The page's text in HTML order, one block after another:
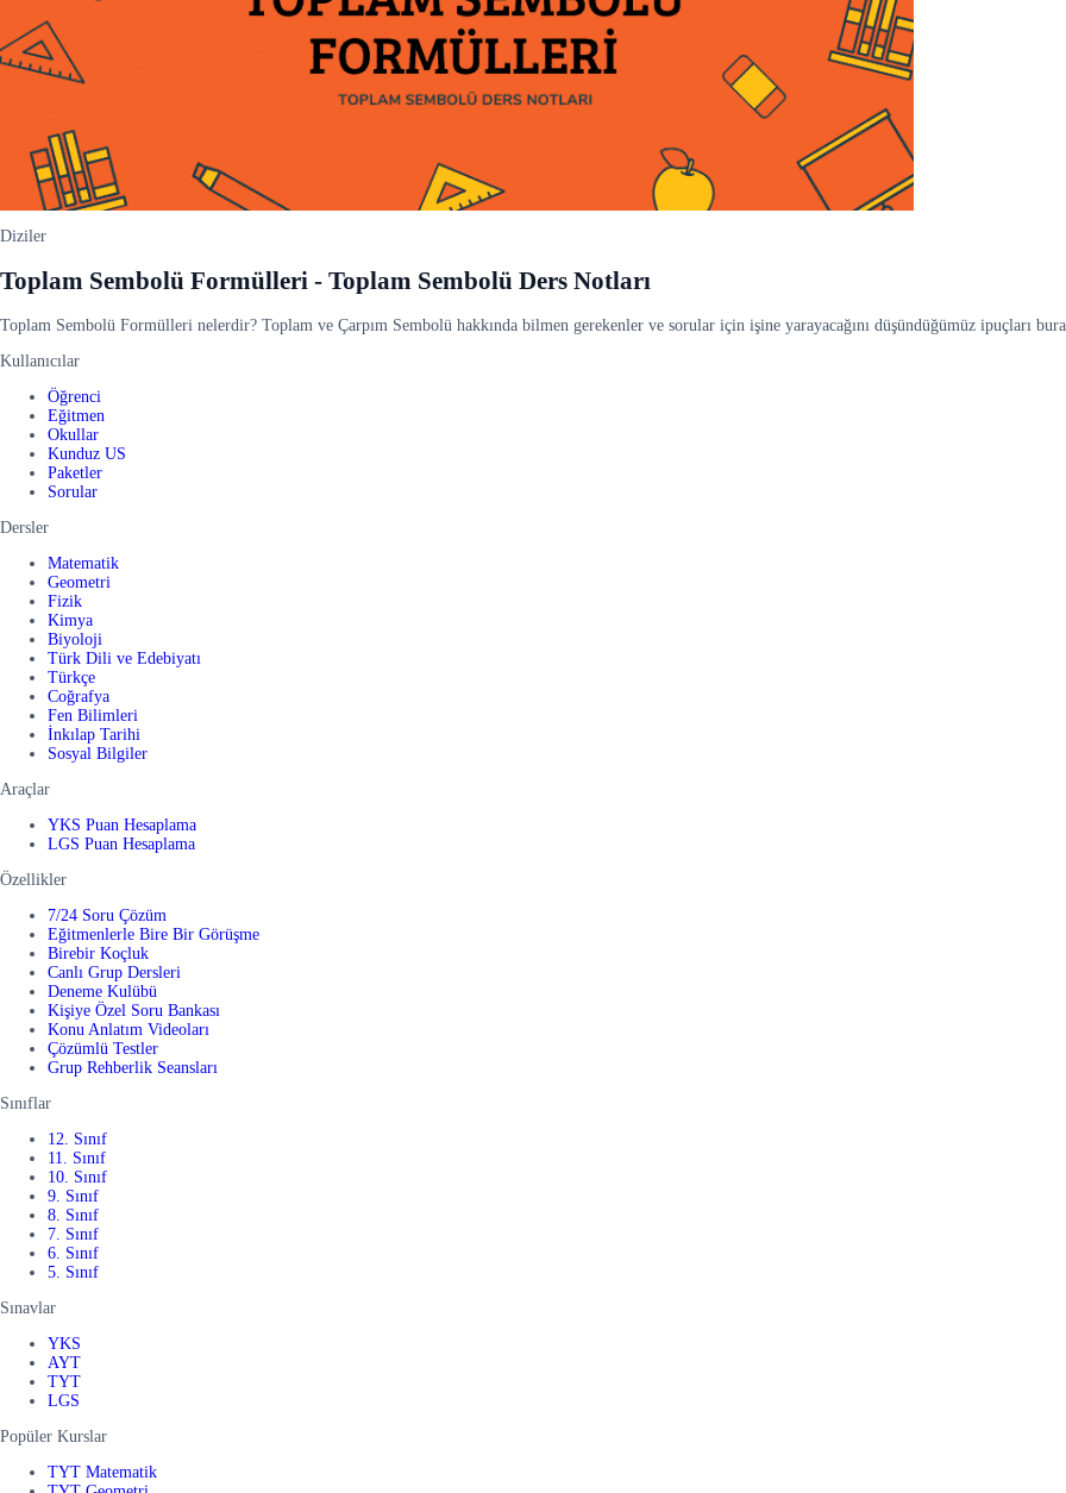
Diziler
Toplam Sembolü Formülleri - Toplam Sembolü Ders Notları
Toplam Sembolü Formülleri nelerdir? Toplam ve Çarpım Sembolü hakkında bilmen gerekenler ve sorular için işine yarayacağını düşündüğümüz ipuçları
Kullanıcılar
Öğrenci
Eğitmen
Okullar
Kunduz US
Paketler
Sorular
Dersler
Matematik
Geometri
Fizik
Kimya
Biyoloji
Türk Dili ve Edebiyatı
Türkçe
Coğrafya
Fen Bilimleri
İnkılap Tarihi
Sosyal Bilgiler
Araçlar
YKS Puan Hesaplama
LGS Puan Hesaplama
Özellikler
7/24 Soru Çözüm
Eğitmenlerle Bire Bir Görüşme
Birebir Koçluk
Canlı Grup Dersleri
Deneme Kulübü
Kişiye Özel Soru Bankası
Konu Anlatım Videoları
Çözümlü Testler
Grup Rehberlik Seansları
Sınıflar
12. Sınıf
11. Sınıf
10. Sınıf
9. Sınıf
8. Sınıf
7. Sınıf
6. Sınıf
5. Sınıf
Sınavlar
YKS
AYT
TYT
LGS
Popüler Kurslar
TYT Matematik